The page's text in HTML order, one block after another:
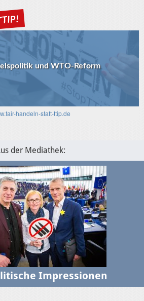
und das transatlantische
handeln-statt-ttip.de
der Mediathek:
Impressionen